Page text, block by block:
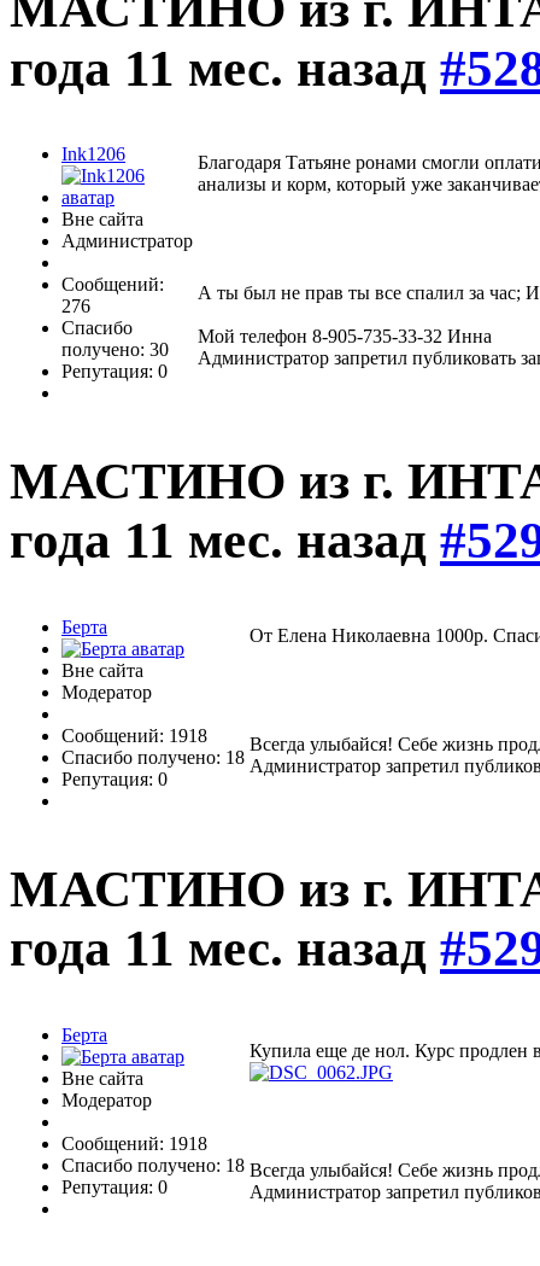
года 11 мес. назад
Ink1206
Вне сайта
Администратор
Сообщений:
276
Спасибо
получено: 30
Репутация: 0
Благодаря Татьяне ронами смогли
анализы и корм, который уже
А ты был не прав ты все спалил за час;
Мой телефон 8-905-735-33-32 Инна
Администратор запретил публиковать
МАСТИНО из г.
года 11 мес. назад
Берта
Вне сайта
Модератор
Сообщений: 1918
Спасибо получено: 18
Репутация: 0
От Елена Николаевна 1000р.
Всегда улыбайся! Себе жизнь
Администратор запретил
МАСТИНО из г.
года 11 мес. назад
Берта
Вне сайта
Модератор
Сообщений: 1918
Спасибо получено: 18
Репутация: 0
Купила еще де нол. Курс продлен
Всегда улыбайся! Себе жизнь
Администратор запретил